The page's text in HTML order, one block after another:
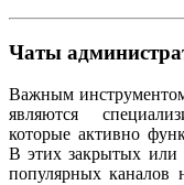
Чаты
Важным
являются
которые активно
В этих закрытых или
популярных каналов